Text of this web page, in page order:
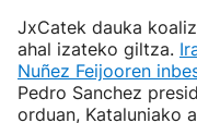
JxCatek dauka
ahal izateko giltza.
Nuñez Feijooren
Pedro Sanchez
orduan, Kataluniako